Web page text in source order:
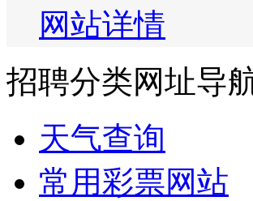
网站详情
招聘分类网址导
天气查询
常用彩票网站